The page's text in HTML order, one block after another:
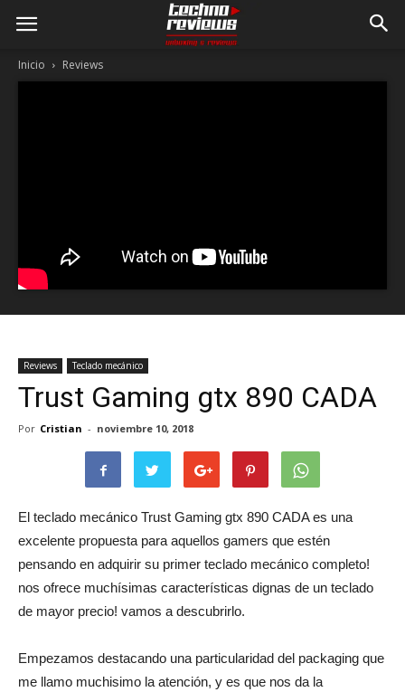
Inicio Reviews
Reviews Teclado mecánico
Trust Gaming gtx 890 CADA
Por Cristian - noviembre 10, 2018
El teclado mecánico Trust Gaming gtx 890 CADA es una
excelente propuesta para aquellos gamers que estén
pensando en adquirir su primer teclado mecánico completo!
nos ofrece muchísimas características dignas de un teclado
de mayor precio! vamos a descubrirlo.
Empezamos destacando una particularidad del packaging que
me llamo muchisimo la atención, y es que nos da la